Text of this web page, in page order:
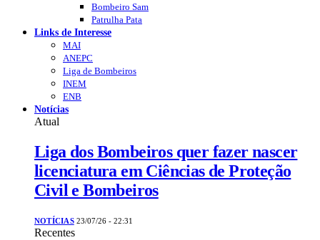
Bombeiro Sam
Patrulha Pata
Links de Interesse
MAI
ANEPC
Liga de Bombeiros
INEM
ENB
Notícias
Atual
Liga dos Bombeiros quer fazer nascer
licenciatura em Ciências de Proteção
Civil e Bombeiros
NOTÍCIAS 23/07/26 - 22:31
Recentes